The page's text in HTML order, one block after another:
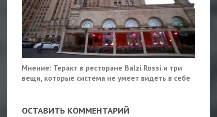
Мнение: Теракт в ресторане Balzi Rossi и три
вещи, которые система не умеет видеть в себе
ОСТАВИТЬ КОММЕНТАРИЙ